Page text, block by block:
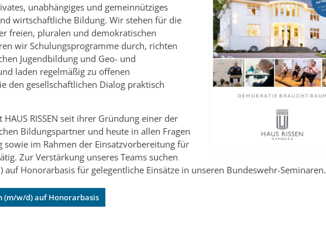
unabhängiges und gemeinnütziges
wirtschaftliche Bildung. Wir stehen für die
freien, pluralen und demokratischen
wir Schulungsprogramme durch, richten
Jugendbildung und Geo- und
laden regelmäßig zu offenen
den gesellschaftlichen Dialog praktisch
RISSEN seit ihrer Gründung einer der
Bildungspartner und heute in allen Fragen
sowie im Rahmen der Einsatzvorbereitung für
Zur Verstärkung unseres Teams suchen
Honorarbasis für gelegentliche Einsätze in unseren Bundeswehr-Seminaren.
(m/w/d) auf Honorarbasis